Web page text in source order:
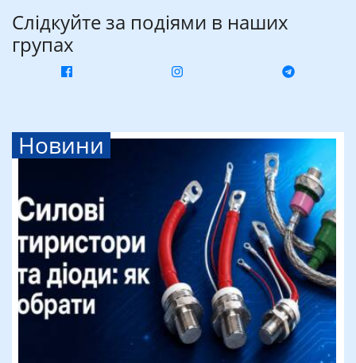
Слідкуйте за подіями в наших
групах
Новини